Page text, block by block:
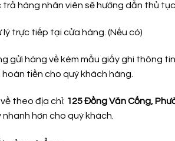
trả hàng nhân viên sẽ hướng dẫn thủ
lý trực tiếp tại cửa hàng. (Nếu có)
gửi hàng về kèm mẫu giấy ghi thông
tiền cho quý khách hàng.
theo địa chỉ: 125 Đồng Văn Cống,
hơn cho quý khách.